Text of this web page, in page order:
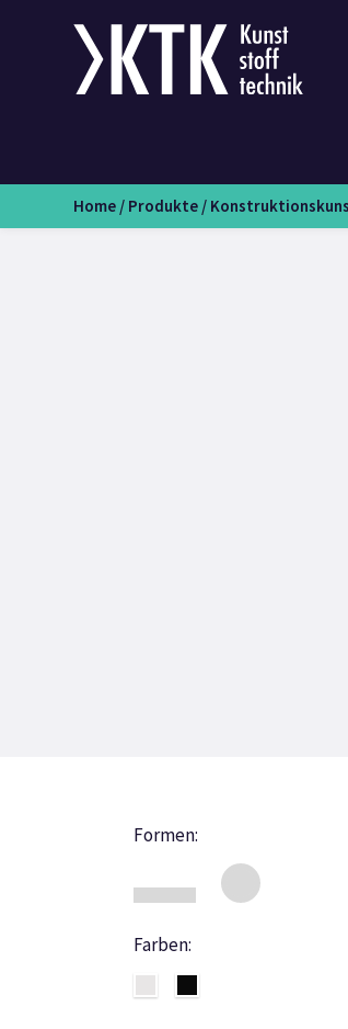
Home / Produkte /
Formen:
Farben: